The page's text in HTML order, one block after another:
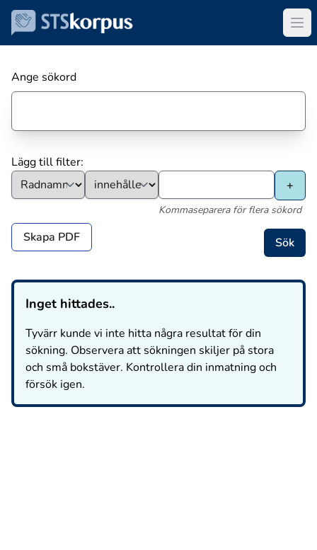
Ange sökord
Lägg till filter:
Kommaseparera för flera sökord
Skapa PDF
Inget hittades..
Tyvärr kunde vi inte hitta några resultat för din
sökning. Observera att sökningen skiljer på stora
och små bokstäver. Kontrollera din inmatning och
försök igen.